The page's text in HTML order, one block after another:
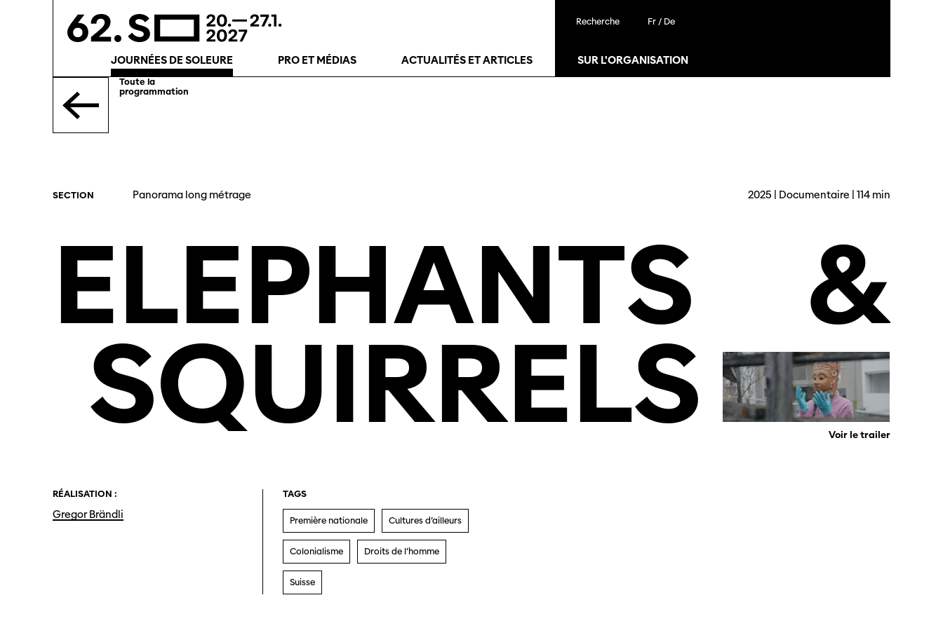
Recherche Fr / De
JOURNÉES DE SOLEURE PRO ET MÉDIAS ACTUALITÉS ET ARTICLES SUR L'ORGANISATION
Toute la
programmation
SECTION Panorama long métrage 2025 | Documentaire | 114 min
ELEPHANTS &
SQUIRRELS Voir le trailer
RÉALISATION :
Gregor Brändli
TAGS
Première nationale Cultures d’ailleurs
Colonialisme Droits de l’homme
Suisse